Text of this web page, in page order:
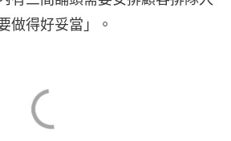
做得好妥當」。